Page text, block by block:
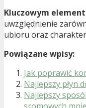
Kluczowym
uwzględnienie
ubioru oraz
Powiązane wpisy:
Jak poprawić
Najlepszy płyn
Najlepszy